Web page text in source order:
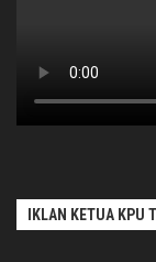
IKLAN KETUA KPU